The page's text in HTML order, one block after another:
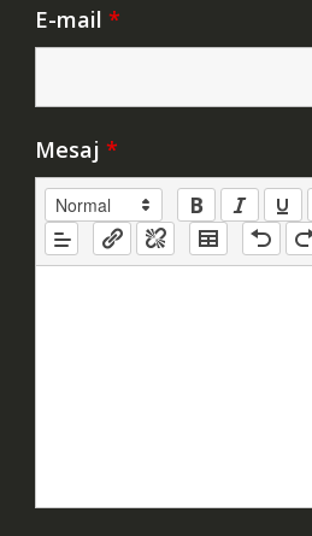
E-mail *
Mesaj *